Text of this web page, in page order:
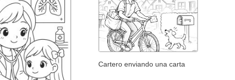
Cartero enviando una carta